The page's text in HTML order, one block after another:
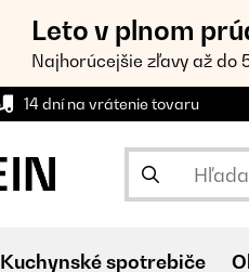
Leto v plnom
Najhorúcejšie zľavy až do
14 dní na vrátenie tovaru
Kuchynské spotrebiče